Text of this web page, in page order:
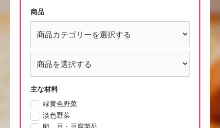
商品
主な材料
緑黄色野菜
淡色野菜